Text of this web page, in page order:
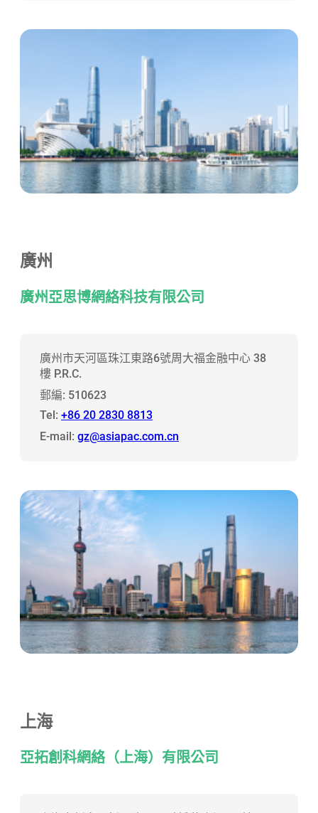
廣州
廣州亞思博網絡科技有限公司
廣州市天河區珠江東路6號周大福金融中心 38
樓 P.R.C.
郵編: 510623
Tel: +86 20 2830 8813
E-mail: gz@asiapac.com.cn
上海
亞拓創科網絡（上海）有限公司